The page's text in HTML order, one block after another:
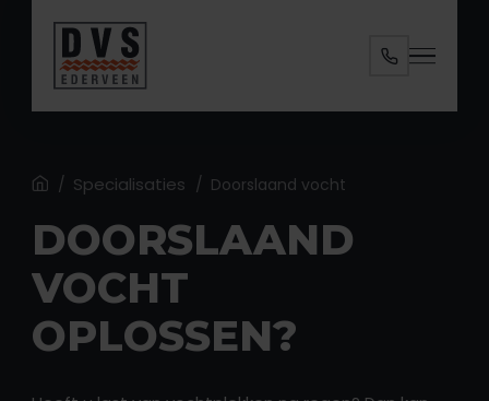
Specialisaties
Ruimtes
Over ons
Contact
Home
/ Specialisaties / Doorslaand vocht
DOORSLAAND
VOCHT
OPLOSSEN?